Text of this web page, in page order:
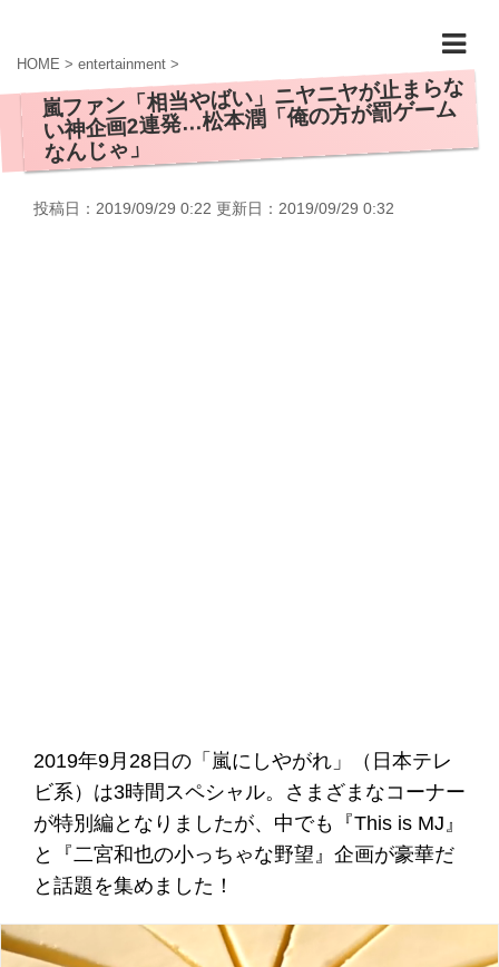
HOME > entertainment >
嵐ファン「相当やばい」ニヤニヤが止まらな
い神企画2連発…松本潤「俺の方が罰ゲーム
なんじゃ」
投稿日：2019/09/29 0:22 更新日： 2019/09/29 0:32
2019年9月28日の「嵐にしやがれ」（日本テレ
ビ系）は3時間スペシャル。さまざまなコーナー
が特別編となりましたが、中でも『This is MJ』
と『二宮和也の小っちゃな野望』企画が豪華だ
と話題を集めました！